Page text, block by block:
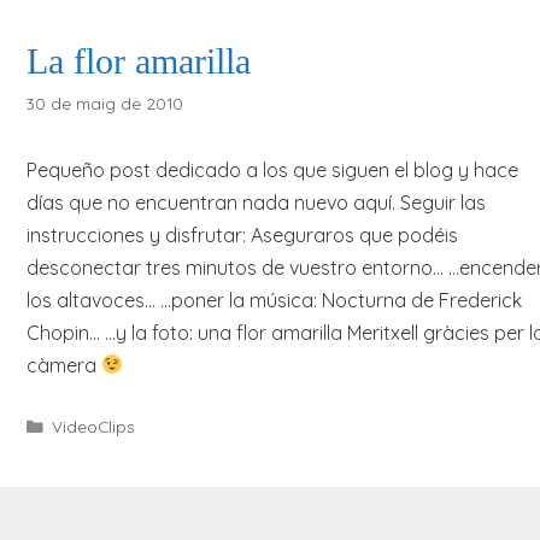
La flor amarilla
30 de maig de 2010
Pequeño post dedicado a los que siguen el blog y hace
días que no encuentran nada nuevo aquí. Seguir las
instrucciones y disfrutar: Aseguraros que podéis
desconectar tres minutos de vuestro entorno…
los altavoces… …poner la música: Nocturna de Frederick
Chopin… …y la foto: una flor amarilla Meritxell gràcies per
càmera
Categories
VideoClips